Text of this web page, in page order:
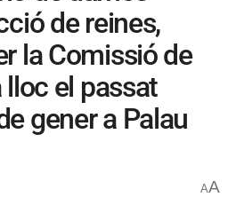
de reines,
la Comissió de
lloc el passat
gener a Palau
AA